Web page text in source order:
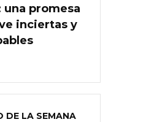
promesa
inciertas y
DE LA SEMANA